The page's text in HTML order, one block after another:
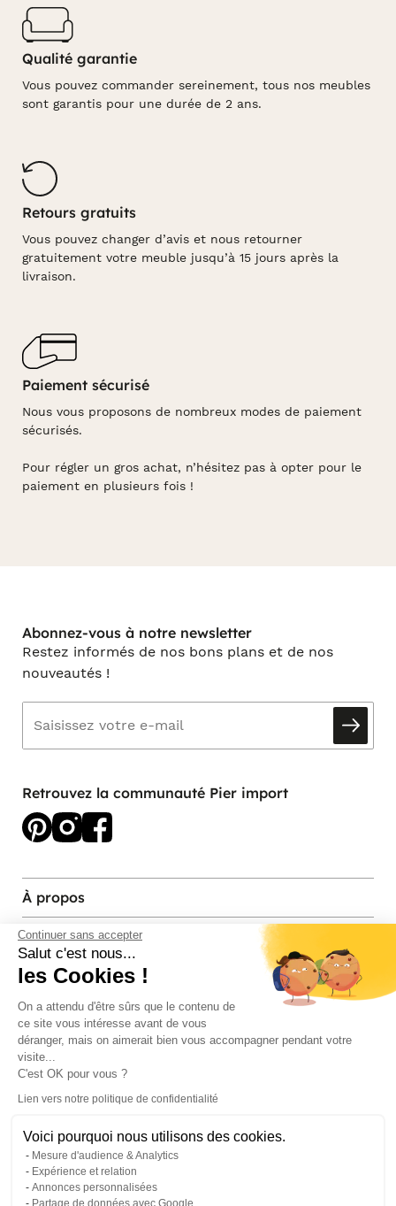
Continuer sans accepter
Salut c'est nous...
les Cookies !
On a attendu d'être sûrs que le contenu de
ce site vous intéresse avant de vous
déranger, mais on aimerait bien vous accompagner pendant votre
visite...
C'est OK pour vous ?
Lien vers notre politique de confidentialité
Voici pourquoi nous utilisons des cookies.
Mesure d'audience & Analytics
Expérience et relation
Annonces personnalisées
Partage de données avec Google
Qualité garantie
Vous pouvez commander sereinement, tous nos meubles
sont garantis pour une durée de 2 ans.
Retours gratuits
Vous pouvez changer d’avis et nous retourner
gratuitement votre meuble jusqu’à 15 jours après la
livraison.
Paiement sécurisé
Nous vous proposons de nombreux modes de paiement
sécurisés.
Pour régler un gros achat, n’hésitez pas à opter pour le
paiement en plusieurs fois !
Abonnez-vous à notre newsletter
Restez informés de nos bons plans et de nos
nouveautés !
Retrouvez la communauté Pier import
À propos
Services et contact
Magasins et Showrooms
Modes de paiement acceptés